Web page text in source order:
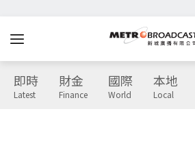
即時
Latest
財金
Finance
國際
World
本地
Local